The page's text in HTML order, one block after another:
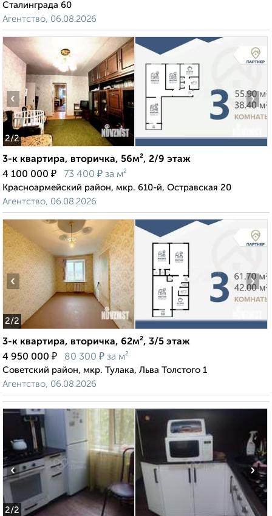
Сталинграда 60
Агентство, 06.08.2026
2/2
‹ ›
3-к квартира, вторичка, 56м², 2/9 этаж
4 100 000 ₽ 73 400 ₽ за м²
Красноармейский район, мкр. 610-й, Остравская 20
Агентство, 06.08.2026
2/2
‹ ›
3-к квартира, вторичка, 62м², 3/5 этаж
4 950 000 ₽ 80 300 ₽ за м²
Советский район, мкр. Тулака, Льва Толстого 1
Агентство, 06.08.2026
2/2
‹ ›